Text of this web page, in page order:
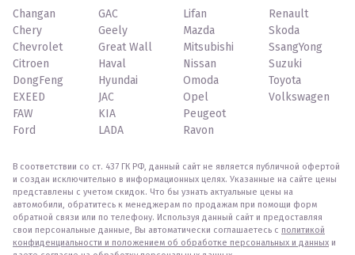
Changan
Chery
Chevrolet
Citroen
DongFeng
EXEED
FAW
Ford
GAC
Geely
Great Wall
Haval
Hyundai
JAC
KIA
LADA
Lifan
Mazda
Mitsubishi
Nissan
Omoda
Opel
Peugeot
Ravon
Renault
Skoda
SsangYong
Suzuki
Toyota
Volkswagen
В соответствии со ст. 437 ГК РФ, данный сайт не является публичной офертой
и создан исключительно в информационных целях. Указанные на сайте цены
представлены с учетом скидок. Что бы узнать актуальные цены на
автомобили, обратитесь к менеджерам по продажам при помощи форм
обратной связи или по телефону. Используя данный сайт и предоставляя
свои персональные данные, Вы автоматически соглашаетесь с политикой
конфиденциальности и положением об обработке персональных и данных и